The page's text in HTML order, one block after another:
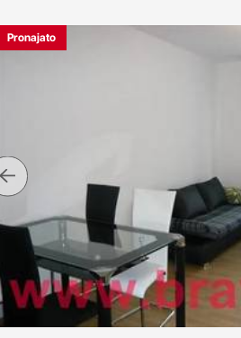
Pronajato